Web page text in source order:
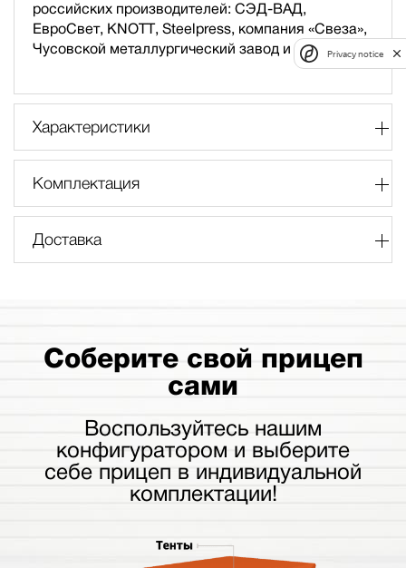
российских производителей: СЭД-ВАД,
ЕвроСвет, KNOTT, Steelpress, компания «Свеза»,
Чусовской металлургический завод и др.
Характеристики
Комплектация
Доставка
Соберите свой прицеп
сами
Воспользуйтесь нашим
конфигуратором и выберите
себе прицеп в индивидуальной
комплектации!
Privacy notice